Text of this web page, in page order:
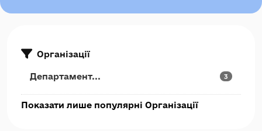
Організації
Департамент... 3
Показати лише популярні Організації